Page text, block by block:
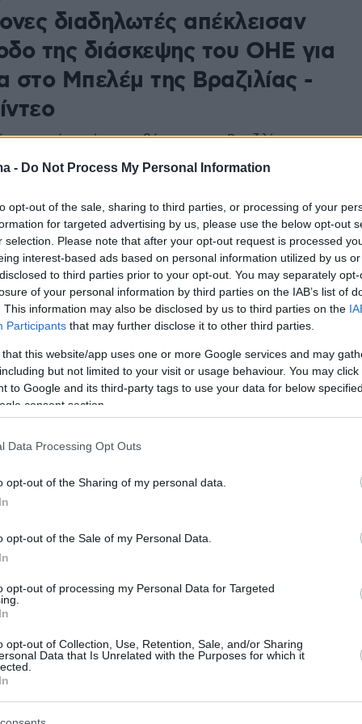
- Do Not Process My Personal Information
opt-out of the sale, sharing to third parties, or processing of your
for targeted advertising by us, please use the below opt-out
selection. Please note that after your opt-out request is processed
interest-based ads based on personal information utilized by us
to third parties prior to your opt-out. You may separately
of your personal information by third parties on the IAB’s list of
This information may also be disclosed by us to third parties on the
Participants that may further disclose it to other third parties.
that this website/app uses one or more Google services and may
but not limited to your visit or usage behaviour. You may
to Google and its third-party tags to use your data for below
consent section.
Data Processing Opt Outs
opt-out of the Sharing of my personal data.
opt-out of the Sale of my Personal Data.
opt-out of processing my Personal Data for Targeted
opt-out of Collection, Use, Retention, Sale, and/or Sharing
Data that Is Unrelated with the Purposes for which it
διαδηλωτές απέκλεισαν
της διάσκεψης του ΟΗΕ για
στο Μπελέμ της Βραζιλίας -
απαιτούν από την κυβέρνηση της Βραζιλίας να
της εξόρυξης μετάλλων, της υλοτομίας και της
δεν είναι ασύμβατη με
είναι
είπε ο Φαραντούρης
παρουσίασε τους βασικούς άξονες
που εισηγήθηκε στην ολομέλεια του Ευρωπαϊκού
η οποία αποτέλεσε την επίσημη θέση στη
του ΟΗΕ για τους Παγκόσμιους Στόχους
12
στο Bloomberg: Η
συνεργασία είναι
σταθερότητας στη Μεσόγειο
στενά με τις ΗΠΑ και περιμένω αυτή η
συνειχστεί - Είμαι πολύ αισιόδοξος για την
23
αύριο ο Μητσοτάκης για